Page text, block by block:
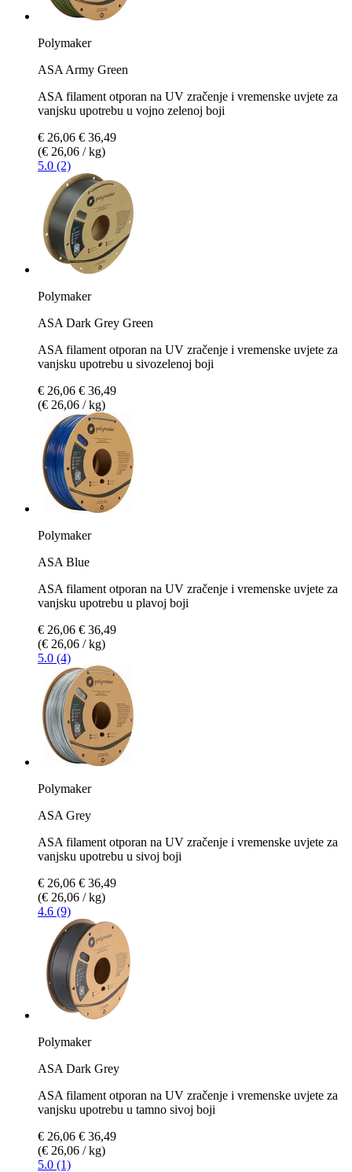
Polymaker
ASA Army Green
ASA filament otporan na UV zračenje i vremenske uvjete za
vanjsku upotrebu u vojno zelenoj boji
€ 26,06 € 36,49
(€ 26,06 / kg)
5.0 (2)
Polymaker
ASA Dark Grey Green
ASA filament otporan na UV zračenje i vremenske uvjete za
vanjsku upotrebu u sivozelenoj boji
€ 26,06 € 36,49
(€ 26,06 / kg)
Polymaker
ASA Blue
ASA filament otporan na UV zračenje i vremenske uvjete za
vanjsku upotrebu u plavoj boji
€ 26,06 € 36,49
(€ 26,06 / kg)
5.0 (4)
Polymaker
ASA Grey
ASA filament otporan na UV zračenje i vremenske uvjete za
vanjsku upotrebu u sivoj boji
€ 26,06 € 36,49
(€ 26,06 / kg)
4.6 (9)
Polymaker
ASA Dark Grey
ASA filament otporan na UV zračenje i vremenske uvjete za
vanjsku upotrebu u tamno sivoj boji
€ 26,06 € 36,49
(€ 26,06 / kg)
5.0 (1)